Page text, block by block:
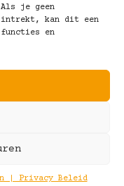
je geen
intrekt, kan dit een
functies en
| Privacy Beleid
Brillen